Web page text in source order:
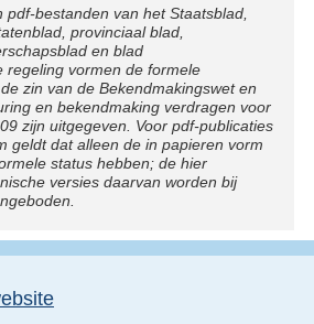
bestanden van het Staatsblad,
provinciaal blad,
en blad
regeling vormen de formele
zin van de Bekendmakingswet en
en bekendmaking verdragen voor
zijn uitgegeven. Voor pdf-publicaties
geldt dat alleen de in papieren vorm
status hebben; de hier
versies daarvan worden bij